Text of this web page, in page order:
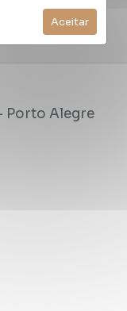
Aceitar
Porto Alegre